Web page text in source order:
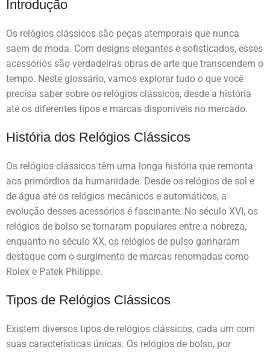
Introdução
Os relógios clássicos são peças atemporais que nunca
saem de moda. Com designs elegantes e sofisticados, esses
acessórios são verdadeiras obras de arte que transcendem o
tempo. Neste glossário, vamos explorar tudo o que você
precisa saber sobre os relógios clássicos, desde a história
até os diferentes tipos e marcas disponíveis no mercado.
História dos Relógios Clássicos
Os relógios clássicos têm uma longa história que remonta
aos primórdios da humanidade. Desde os relógios de sol e
de água até os relógios mecânicos e automáticos, a
evolução desses acessórios é fascinante. No século XVI, os
relógios de bolso se tornaram populares entre a nobreza,
enquanto no século XX, os relógios de pulso ganharam
destaque com o surgimento de marcas renomadas como
Rolex e Patek Philippe.
Tipos de Relógios Clássicos
Existem diversos tipos de relógios clássicos, cada um com
suas características únicas. Os relógios de bolso, por